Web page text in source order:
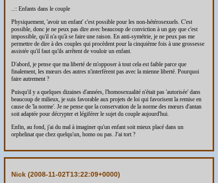
..:: Enfants dans le couple
Physiquement, 'avoir un enfant' c'est possible pour les non-hétérosexuels. C'est
possible, donc je ne peux pas dire avec beaucoup de conviction à un gay que c'est
impossible, qu'il n'a qu'à se faire une raison. En anti-symétrie, je ne peux pas me
permettre de dire à des couples qui procèdent pour la cinquième fois à une grossesse
assistée qu'il faut qu'ils arrêtent de vouloir un enfant.
D'abord, je pense que ma liberté de m'opposer à tout cela est faible parce que
finalement, les mœurs des autres n'interfèrent pas avec la mienne liberté. Pourquoi
faire autrement ?
Puisqu'il y a quelques dizaines d'années, l'homosexualité n'était pas 'autorisée' dans
beaucoup de milieux, je suis favorable aux projets de loi qui favorisent la remise en
cause de 'la norme'. Je ne pense que la conservation de la norme des mœurs d'antan
soit adaptée pour décrypter et légiférer le sujet du couple aujourd'hui.
Enfin, au fond, j'ai du mal à imaginer qu'un enfant soit mieux placé dans un
orphelinat que chez quelqu'un, homo ou pas. J'ai tort ?
Nick (2008-11-02T13:22:09+0000)